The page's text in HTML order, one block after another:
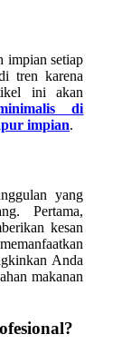
impian setiap
tren karena
ini akan
di
impian.
yang
Pertama,
kesan
Anda
makanan